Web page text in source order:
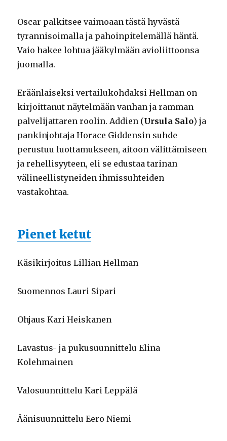
Oscar palkitsee vaimoaan tästä hyvästä
tyrannisoimalla ja pahoinpitelemällä häntä.
Vaio hakee lohtua jääkylmään avioliittoonsa
juomalla.
Eräänlaiseksi vertailukohdaksi Hellman on
kirjoittanut näytelmään vanhan ja ramman
palvelijattaren roolin. Addien (Ursula Salo) ja
pankinjohtaja Horace Giddensin suhde
perustuu luottamukseen, aitoon välittämiseen
ja rehellisyyteen, eli se edustaa tarinan
välineellistyneiden ihmissuhteiden
vastakohtaa.
Pienet ketut
Käsikirjoitus Lillian Hellman
Suomennos Lauri Sipari
Ohjaus Kari Heiskanen
Lavastus- ja pukusuunnittelu Elina
Kolehmainen
Valosuunnittelu Kari Leppälä
Äänisuunnittelu Eero Niemi